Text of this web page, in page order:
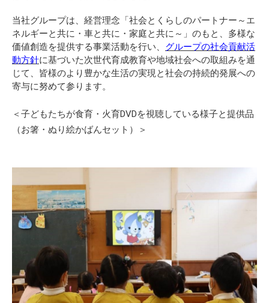
当社グループは、経営理念「社会とくらしのパートナー～エ
ネルギーと共に・車と共に・家庭と共に～」のもと、多様な
価値創造を提供する事業活動を行い、 グループの社会貢献活
動方針に基づいた次世代育成教育や地域社会への取組みを通
じて、皆様のより豊かな生活の実現と社会の持続的発展への
寄与に努めて参ります。
＜子どもたちが食育・火育DVDを視聴している様子と提供品
（お箸・ぬり絵かばんセット）＞